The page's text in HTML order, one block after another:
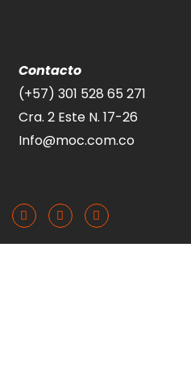
Contacto
(+57) 301 528 65 271
Cra. 2 Este N. 17-26
Info@moc.com.co